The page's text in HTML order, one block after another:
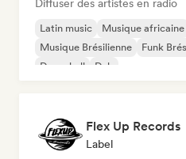
Diffuser des artistes en radio
Latin music Musique africaine
Musique Brésilienne
Funk
Dancehall
Dub
Flex Up Records
Label